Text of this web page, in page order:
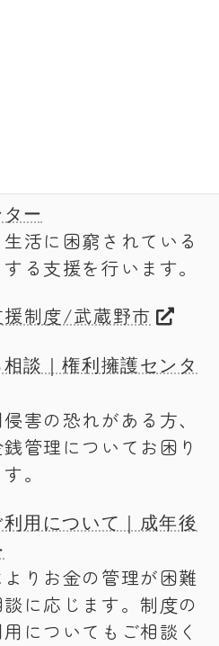
ー
活に困窮されている
る支援を行います。
制度/武蔵野市
談｜権利擁護センタ
害の恐れがある方、
管理についてお困り
。
用について｜成年後
りお金の管理が困難
に応じます。制度の
についてもご相談く